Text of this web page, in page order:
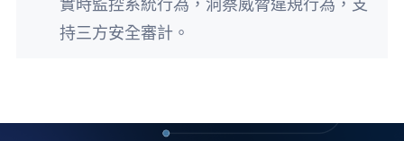
實時監控系統行為，洞察威脅違規行為，支
持三方安全審計。